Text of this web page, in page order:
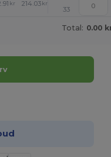
kr 214.03 kr +
33
Total: 0.00